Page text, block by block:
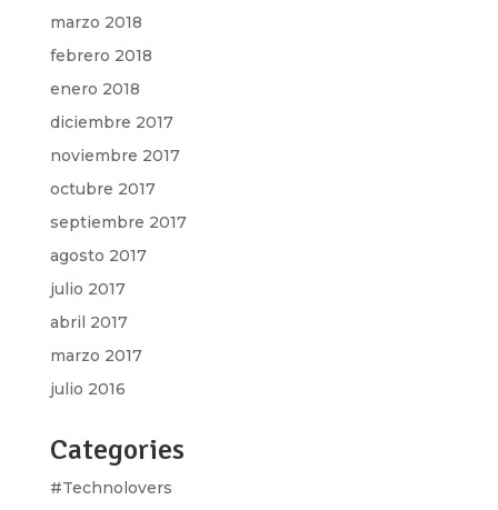
marzo 2018
febrero 2018
enero 2018
diciembre 2017
noviembre 2017
octubre 2017
septiembre 2017
agosto 2017
julio 2017
abril 2017
marzo 2017
julio 2016
Categories
#Technolovers